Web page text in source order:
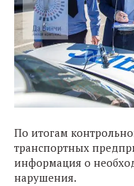
По итогам
транспортных
информация о
нарушения.